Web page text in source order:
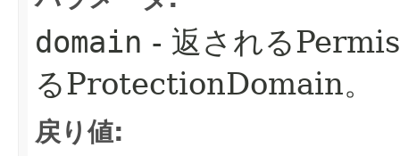
domain - 返される
るProtectionDomain。
戻り値: